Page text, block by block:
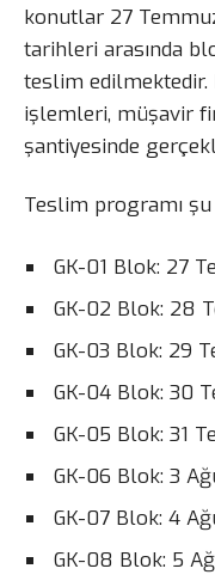
konutlar 27
tarihleri arasında
teslim
işlemleri, müşavir
şantiyesinde
Teslim programı şu
GK-01 Blok: 27
GK-02 Blok: 28
GK-03 Blok: 29
GK-04 Blok: 30
GK-05 Blok: 31
GK-06 Blok: 3
GK-07 Blok: 4
GK-08 Blok: 5